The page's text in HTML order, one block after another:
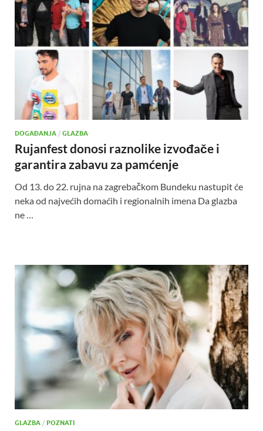
DOGAĐANJA / GLAZBA
Rujanfest donosi raznolike izvođače i
garantira zabavu za pamćenje
Od 13. do 22. rujna na zagrebačkom Bundeku nastupit će
neka od najvećih domaćih i regionalnih imena Da glazba
ne …
GLAZBA / POZNATI